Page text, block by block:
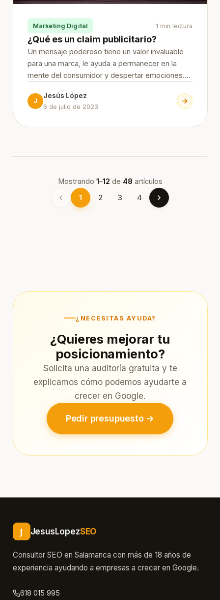
Marketing Digital 1 min lectura
¿Qué es un claim publicitario?
Un mensaje poderoso tiene un valor invaluable
para una marca, le ayuda a permanecer en la
mente del consumidor y despertar emociones.
través de las cuales permiten enviar ese
mensaje y hoy hablaremos de una
J
Jesús López
6 de julio de 2023
Mostrando 1–12 de 48 artículos
1
2 3 4
¿NECESITAS AYUDA?
¿Quieres mejorar tu
posicionamiento?
Solicita una auditoría gratuita y te
explicamos cómo podemos ayudarte a
crecer en Google.
Pedir presupuesto →
J JesusLopezSEO
Consultor SEO en Salamanca con más de 18 años de
experiencia ayudando a empresas a crecer en Google.
618 015 995